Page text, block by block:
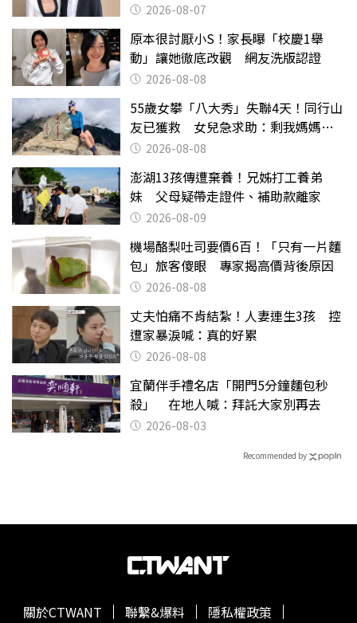
2026-08-07
原本很討厭小S！家長曝「校慶1舉
動」讓她徹底改觀 網友洗版認證
2026-08-08
55歲女攀「八大秀」失聯4天！同行山
友已獲救 女兒急求助：剩我媽媽還
沒找到
2026-08-08
澎湖13孩傳遭棄養！兄姊打工養弟
妹 父母疑帶走證件、補助款離家
2026-08-09
機場酪梨吐司要價6百！「只有一片麵
包」旅客傻眼 專家揭高價背後原因
2026-08-08
丈夫怕痛不肯結紮！人妻連生3孩 控
遭家暴淚喊：真的好累
2026-08-08
宜蘭伴手禮名店「開門5分鐘麵包秒
殺」 在地人喊：拜託大家別再去
2026-08-03
Recommended by
關於CTWANT 聯繫&爆料 隱私權政策